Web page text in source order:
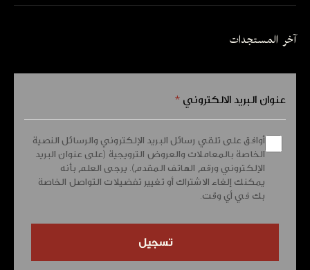
آخر المستجدات
عنوان البريد الالكتروني *
أوافق على تلقي رسائل البريد الإلكتروني والرسائل النصية
الخاصة بالمعاملات والعروض الترويجية (على عنوان البريد
الإلكتروني ورقم الهاتف المقدم). يرجى العلم بأنه
يمكنك إلغاء الاشتراك أو تغيير تفضيلات التواصل الخاصة
بك في أي وقت.